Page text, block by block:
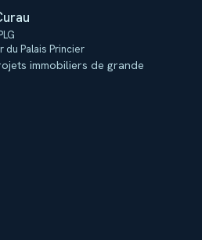
du Palais Princier
immobiliers de grande